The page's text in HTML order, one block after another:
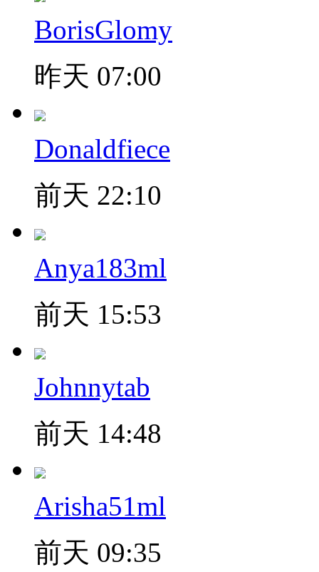
BorisGlomy
昨天 07:00
Donaldfiece
前天 22:10
Anya183ml
前天 15:53
Johnnytab
前天 14:48
Arisha51ml
前天 09:35